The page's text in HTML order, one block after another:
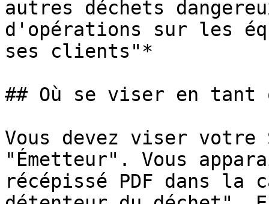
autres déchets
d'opérations sur les
ses clients"*
## Où se viser en tant
Vous devez viser votre
"Émetteur". Vous
récépissé PDF dans la